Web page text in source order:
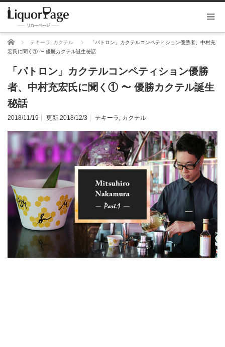
ホーム テキーラ カクテル
「パトロン」カクテルコンペティション優勝者、中村充
宏氏に聞く① 〜 優勝カクテル誕生秘話
「パトロン」カクテルコンペティション優勝
者、中村充宏氏に聞く① 〜 優勝カクテル誕生
秘話
2018/11/19 更新 2018/12/3 テキーラ , カクテル